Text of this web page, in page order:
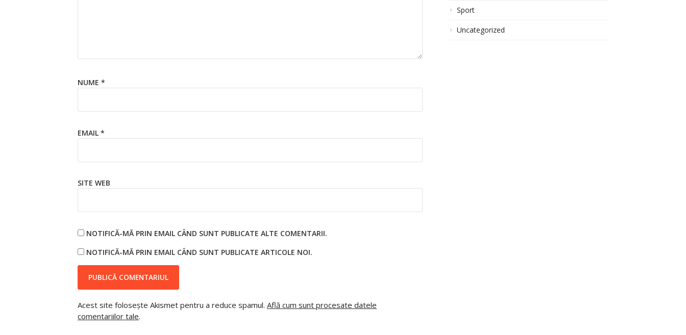
NUME *
EMAIL *
SITE WEB
NOTIFICĂ-MĂ PRIN EMAIL CÂND SUNT PUBLICATE ALTE COMENTARII.
NOTIFICĂ-MĂ PRIN EMAIL CÂND SUNT PUBLICATE ARTICOLE NOI.
Acest site folosește Akismet pentru a reduce spamul. Află cum sunt procesate datele
comentariilor tale.
Sport
Uncategorized